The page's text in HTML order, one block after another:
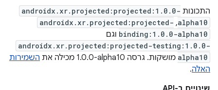
התכונות androidx.xr.projected:projected:1.0.0-
alpha10
,
androidx.xr.projected:projected-
binding:1.0.0-alpha10 וגם
androidx.xr.projected:projected-testing:1.0.0-
alpha10 מושקות. גרסה ‎1.0.0-alpha10 מכילה את
השמירות
האלה.